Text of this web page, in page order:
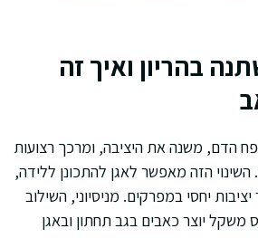
בהריון ואיך זה
הדם, משנה את היציבה, ומרכך רצועות
הזה מאפשר לאגן להתכונן ללידה,
יחסי במפרקים. מניסיוני, השילוב
משקל יוצר כאבים בגב תחתון ובאגן